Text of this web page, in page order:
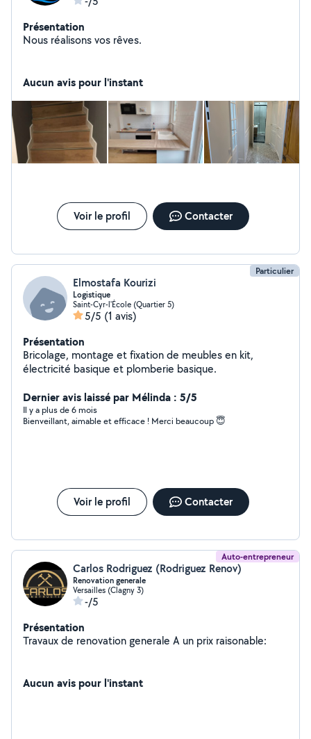
Présentation
Nous réalisons vos rêves.
Aucun avis pour l'instant
Voir le profil Contacter
Particulier
Elmostafa Kourizi
Logistique
Saint-Cyr-l'École (Quartier 5)
5/5 (1 avis)
Présentation
Bricolage, montage et fixation de meubles en kit,
électricité basique et plomberie basique.
Dernier avis laissé par Mélinda : 5/5
Il y a plus de 6 mois
Bienveillant, aimable et efficace ! Merci beaucoup 😇
Voir le profil Contacter
Auto-entrepreneur
Carlos Rodriguez (Rodriguez Renov)
Renovation generale
Versailles (Clagny 3)
-/5
Présentation
Travaux de renovation generale A un prix raisonable:
Aucun avis pour l'instant